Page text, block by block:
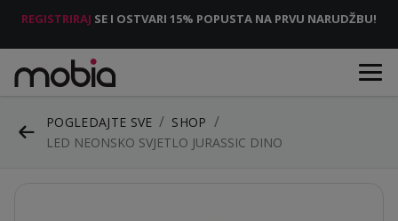
REGISTRIRAJ SE I OSTVARI 15% POPUSTA NA PRVU NARUDŽBU!
POGLEDAJTE SVE
SHOP
LED NEONSKO SVJETLO JURASSIC DINO